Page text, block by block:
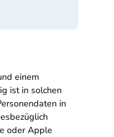
einem
ist in solchen
in
oder Apple